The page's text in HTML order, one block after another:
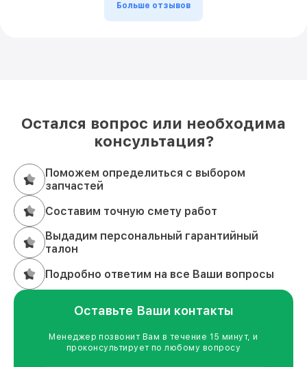
Больше отзывов
Остался вопрос или необходима
консультация?
Поможем определиться с выбором
запчастей
Составим точную смету работ
Выдадим персональный гарантийный
талон
Подробно ответим на все Ваши вопросы
Оставьте Ваши контакты
Менеджер позвонит Вам в течение 15 минут, и
проконсультирует по любому вопросу